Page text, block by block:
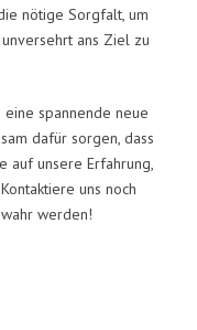
nötige Sorgfalt, um
ans Ziel zu
eine spannende neue
dafür sorgen, dass
auf unsere Erfahrung,
uns noch
werden!